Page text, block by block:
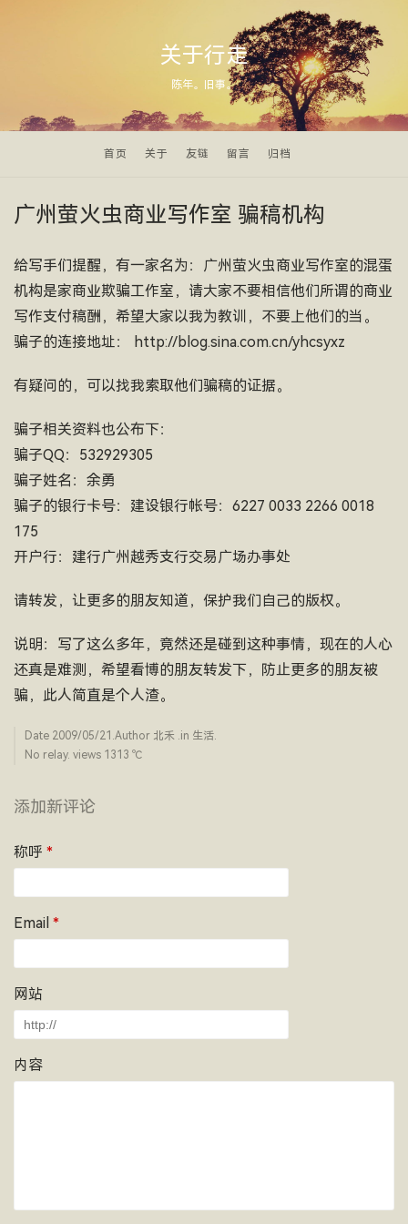
关于行走
陈年。旧事。
首页 关于 友链 留言 归档
广州萤火虫商业写作室 骗稿机构
给写手们提醒，有一家名为：广州萤火虫商业写作室的混蛋
机构是家商业欺骗工作室，请大家不要相信他们所谓的商业
写作支付稿酬，希望大家以我为教训，不要上他们的当。
骗子的连接地址： http://blog.sina.com.cn/yhcsyxz
有疑问的，可以找我索取他们骗稿的证据。
骗子相关资料也公布下：
骗子QQ：532929305
骗子姓名：余勇
骗子的银行卡号：建设银行帐号：6227 0033 2266 0018
175
开户行：建行广州越秀支行交易广场办事处
请转发，让更多的朋友知道，保护我们自己的版权。
说明：写了这么多年，竟然还是碰到这种事情，现在的人心
还真是难测，希望看博的朋友转发下，防止更多的朋友被
骗，此人简直是个人渣。
Date 2009/05/21 .Author 北禾 .in 生活.
No relay. views 1313 ­℃
添加新评论
称呼 *
Email *
网站
内容